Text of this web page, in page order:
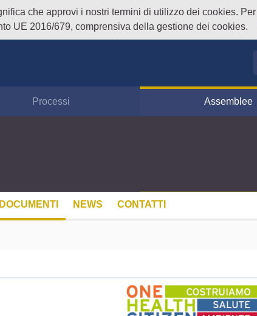
che approvi i nostri termini di utilizzo dei cookies. Per
UE 2016/679, comprensiva della gestione dei cookies.
Processi Assemblee
DOCUMENTI NEWS CONTATTI